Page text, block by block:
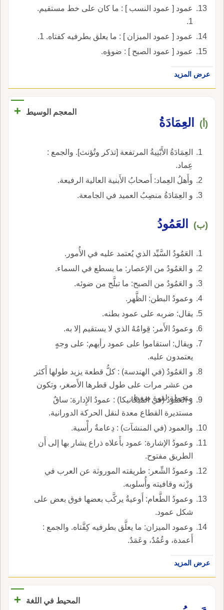
عمود [ عمود النسب ] : ما كان على خط مستقيم.
1.
عمود [ عمود الميزان ] : ما يعلق بطرفيه كفتاه. 1.
عمود [ عمود الصبح ] : ضوؤه.
عرض المزيد
المعجم الوسيط +
(أ) العِمَادَةُ
العِمَادَةُ الأَبْنِيةُ المرتفعة [تذكر وتُؤنث]. والجمع :
عِماد.
وأَهلُ العِماد: أَصحابُ الأَبنية العالية الرفيعة.
و العِمَادَةُ منصِبُ العميد في الجامعة.
(ب) العَمُودُ
العَمُودُ السَّيِّد الذي يُعتمد عليه في الأُمور.
و العَمُودُ من الإعصار: ما يسطع في السماء.
و العَمُودُ من الصبح: ما تبلَّج من ضوئه.
وعمودُ البطن: الظَّهر.
يقال: ضربه على عمود بطنه.
وعمودُ الأَمر: قِوامُهُ الذي لا يستقيم إلا به.
ويقال: استقاموا على عمود رأيهم: على وجهٍ
يعتمدون عليه.
و العَمُودُ (في الهندسة) : كلُّ قطعة يزيد طولها أَكثر
من عشر مرات على طول قطرها الأَصغر، وتكون
متحملة لقوة ضغط.
و العَمُودُ (في الميكانيكا) : عمودُ الإِدارة: ساقٌ
مستديرة القطاع معدة لنقل الحركة الدورانية.
والعمود (في المنشآت) : دِعامةٌ رأْسية.
وعمودُ الإشارة: عمود بأَعلاه ذراع يشار بها إلى أَن
الطريق مفتوح.
وعمودُ الشِّعر: طريقته الموروثة عن العرب في
وَزْنه وقافيته وأُسلوبه.
وعمودُ الطَّعام: أَوعيةٌ يركَّب بعضها فوق بعض على
شكل عمود.
وعمود الميزان: ما يعلَّق بطرفيه كِفَّتاه. والجمع :
أَعمدة، وعُمُدٌ، وعَمَدٌ.
عرض المزيد
المحيط في اللغة
+